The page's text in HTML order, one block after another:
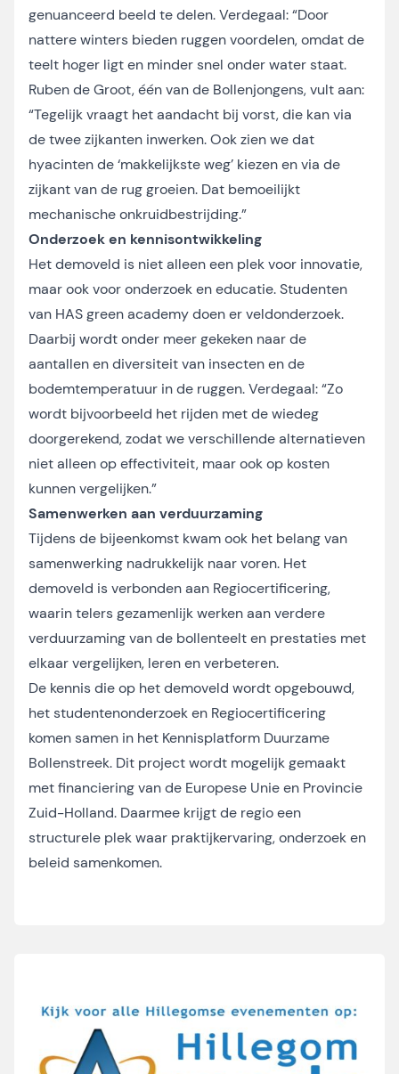
genuanceerd beeld te delen. Verdegaal: “Door
nattere winters bieden ruggen voordelen, omdat de
teelt hoger ligt en minder snel onder water staat.
Ruben de Groot, één van de Bollenjongens, vult aan:
“Tegelijk vraagt het aandacht bij vorst, die kan via
de twee zijkanten inwerken. Ook zien we dat
hyacinten de ‘makkelijkste weg’ kiezen en via de
zijkant van de rug groeien. Dat bemoeilijkt
mechanische onkruidbestrijding.”
Onderzoek en kennisontwikkeling
Het demoveld is niet alleen een plek voor innovatie,
maar ook voor onderzoek en educatie. Studenten
van HAS green academy doen er veldonderzoek.
Daarbij wordt onder meer gekeken naar de
aantallen en diversiteit van insecten en de
bodemtemperatuur in de ruggen. Verdegaal: “Zo
wordt bijvoorbeeld het rijden met de wiedeg
doorgerekend, zodat we verschillende alternatieven
niet alleen op effectiviteit, maar ook op kosten
kunnen vergelijken.”
Samenwerken aan verduurzaming
Tijdens de bijeenkomst kwam ook het belang van
samenwerking nadrukkelijk naar voren. Het
demoveld is verbonden aan Regiocertificering,
waarin telers gezamenlijk werken aan verdere
verduurzaming van de bollenteelt en prestaties met
elkaar vergelijken, leren en verbeteren.
De kennis die op het demoveld wordt opgebouwd,
het studentenonderzoek en Regiocertificering
komen samen in het Kennisplatform Duurzame
Bollenstreek. Dit project wordt mogelijk gemaakt
met financiering van de Europese Unie en Provincie
Zuid-Holland. Daarmee krijgt de regio een
structurele plek waar praktijkervaring, onderzoek en
beleid samenkomen.